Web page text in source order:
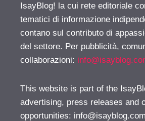
IsayBlog! la cui rete editoriale
tematici di informazione
contano sul contributo di
del settore. Per pubblicità,
collaborazioni:
This website is part of the
advertising, press releases and
opportunities: